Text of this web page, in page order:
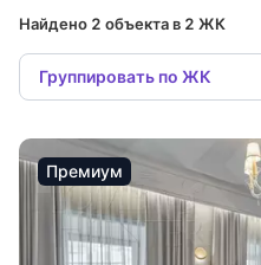
Найдено 2 объекта в 2 ЖК
Группировать по ЖК
Премиум